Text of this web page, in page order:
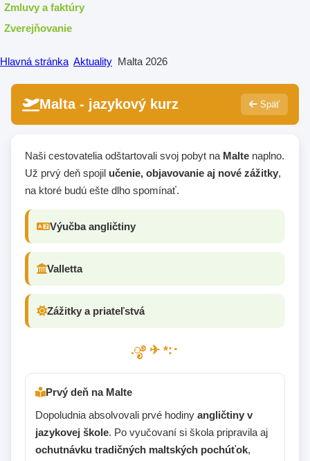
Zmluvy a faktúry
Zverejňovanie
Hlavná stránka Aktuality Malta 2026
Malta - jazykový kurz Späť
Naši cestovatelia odštartovali svoj pobyt na Malte naplno.
Už prvý deň spojil učenie, objavovanie aj nové zážitky,
na ktoré budú ešte dlho spomínať.
Výučba angličtiny
Valletta
Zážitky a priateľstvá
.ೃ࿔ ✈︎ *:･
Prvý deň na Malte
Dopoludnia absolvovali prvé hodiny angličtiny v
jazykovej škole. Po vyučovaní si škola pripravila aj
ochutnávku tradičných maltských pochúťok,